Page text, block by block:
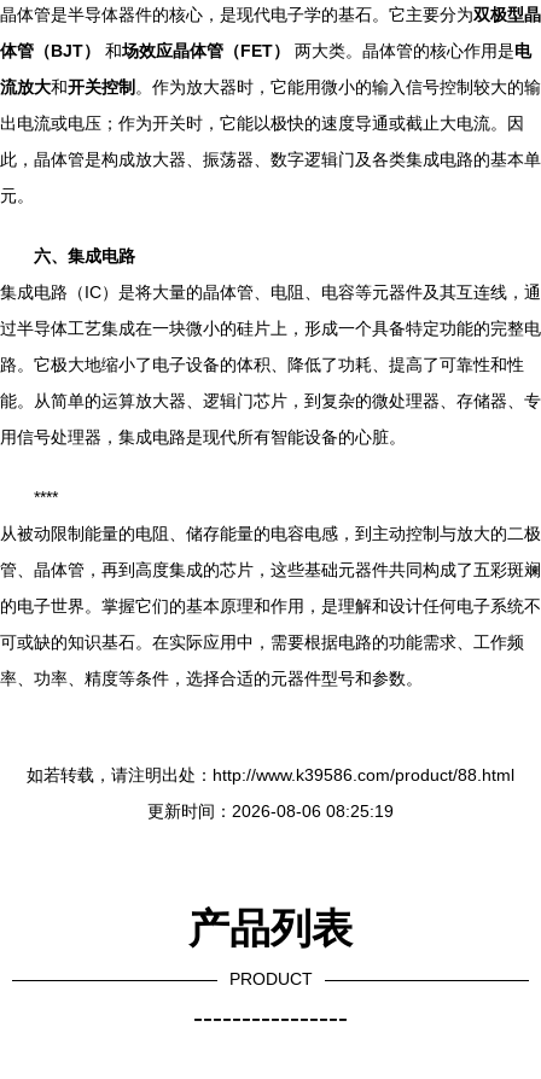
晶体管是半导体器件的核心，是现代电子学的基石。它主要分为双极型晶
体管（BJT）
和场效应晶体管（FET） 两大类。晶体管的核心作用是电
流放大和开关控制 。作为放大器时，它能用微小的输入信号控制较大的输
出电流或电压；作为开关时，它能以极快的速度导通或截止大电流。因
此，晶体管是构成放大器、振荡器、数字逻辑门及各类集成电路的基本单
元。
六、集成电路
集成电路（IC）是将大量的晶体管、电阻、电容等元器件及其互连线，通
过半导体工艺集成在一块微小的硅片上，形成一个具备特定功能的完整电
路。它极大地缩小了电子设备的体积、降低了功耗、提高了可靠性和性
能。从简单的运算放大器、逻辑门芯片，到复杂的微处理器、存储器、专
用信号处理器，集成电路是现代所有智能设备的心脏。
****
从被动限制能量的电阻、储存能量的电容电感，到主动控制与放大的二极
管、晶体管，再到高度集成的芯片，这些基础元器件共同构成了五彩斑斓
的电子世界。掌握它们的基本原理和作用，是理解和设计任何电子系统不
可或缺的知识基石。在实际应用中，需要根据电路的功能需求、工作频
率、功率、精度等条件，选择合适的元器件型号和参数。
如若转载，请注明出处：http://www.k39586.com/product/88.html
更新时间：2026-08-06 08:25:19
产品列表
PRODUCT
----------------